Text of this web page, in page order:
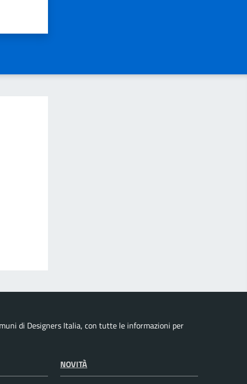
di Designers Italia, con tutte le informazioni per
NOVITÀ